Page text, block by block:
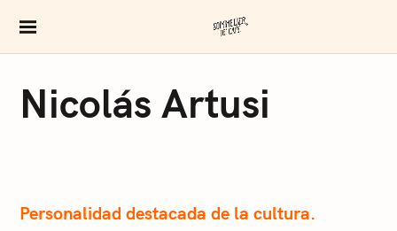
i
Sommelier de
Nicolás Artusi
Personalidad destacada de la cultura.